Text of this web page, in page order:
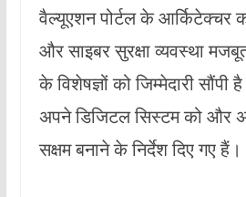
वैल्यूएशन पोर्टल के आर्किटेक्चर
और साइबर सुरक्षा व्यवस्था
के विशेषज्ञों को जिम्मेदारी सौंपी
अपने डिजिटल सिस्टम को और
सक्षम बनाने के निर्देश दिए गए हैं।